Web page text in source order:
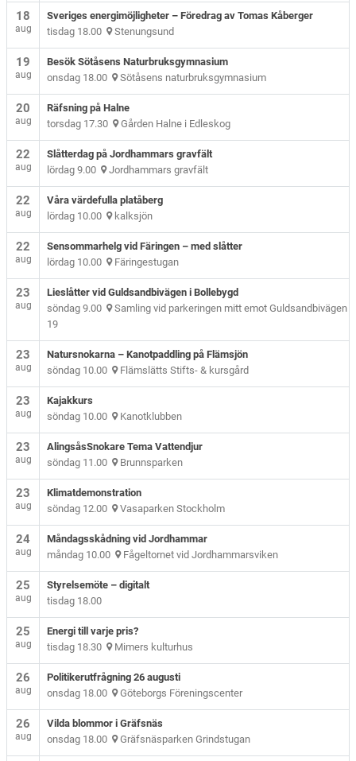
18
aug
Sveriges energimöjligheter – Föredrag av Tomas Kåberger
tisdag 18.00 Stenungsund
19
aug
Besök Sötåsens Naturbruksgymnasium
onsdag 18.00 Sötåsens naturbruksgymnasium
20
aug
Räfsning på Halne
torsdag 17.30 Gården Halne i Edleskog
22
aug
Slåtterdag på Jordhammars gravfält
lördag 9.00 Jordhammars gravfält
22
aug
Våra värdefulla platåberg
lördag 10.00 kalksjön
22
aug
Sensommarhelg vid Färingen – med slåtter
lördag 10.00 Färingestugan
23
aug
Lieslåtter vid Guldsandbivägen i Bollebygd
söndag 9.00 Samling vid parkeringen mitt emot Guldsandbivägen
19
23
aug
Natursnokarna – Kanotpaddling på Flämsjön
söndag 10.00 Flämslätts Stifts- & kursgård
23
aug
Kajakkurs
söndag 10.00 Kanotklubben
23
aug
AlingsåsSnokare Tema Vattendjur
söndag 11.00 Brunnsparken
23
aug
Klimatdemonstration
söndag 12.00 Vasaparken Stockholm
24
aug
Måndagsskådning vid Jordhammar
måndag 10.00 Fågeltornet vid Jordhammarsviken
25
aug
Styrelsemöte – digitalt
tisdag 18.00
25
aug
Energi till varje pris?
tisdag 18.30 Mimers kulturhus
26
aug
Politikerutfrågning 26 augusti
onsdag 18.00 Göteborgs Föreningscenter
26
aug
Vilda blommor i Gräfsnäs
onsdag 18.00 Gräfsnäsparken Grindstugan